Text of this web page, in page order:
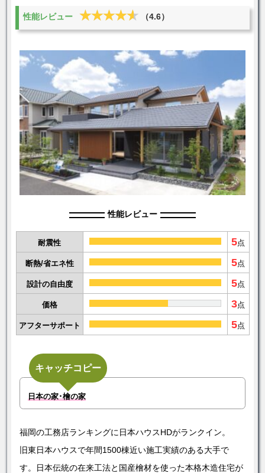
性能レビュー ★★★★★
★★★★★ （4.6）
性能レビュー
耐震性 5点
断熱/省エネ性 5点
設計の自由度 5点
価格 3点
アフターサポート 5点
キャッチコピー
日本の家･檜の家
福岡の工務店ランキングに日本ハウスHDがランクイン。
旧東日本ハウスで年間1500棟近い施工実績のある大手で
す。日本伝統の在来工法と国産檜材を使った本格木造住宅が